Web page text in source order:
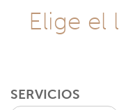
Elige el
SERVICIOS